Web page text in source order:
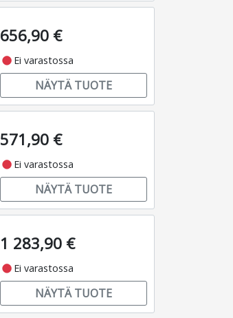
656,90 €
fiber_manual_record Ei varastossa
NÄYTÄ TUOTE
571,90 €
fiber_manual_record Ei varastossa
NÄYTÄ TUOTE
1 283,90 €
fiber_manual_record Ei varastossa
NÄYTÄ TUOTE